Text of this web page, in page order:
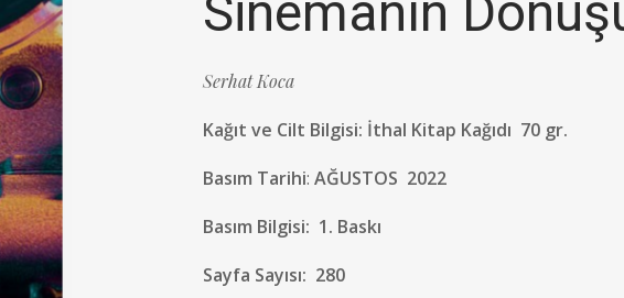
Sinemanın
Serhat Koca
Kağıt ve Cilt Bilgisi: İthal Kitap Kağıdı 70 gr.
Basım Tarihi: AĞUSTOS 2022
Basım Bilgisi: 1. Baskı
Sayfa Sayısı: 280